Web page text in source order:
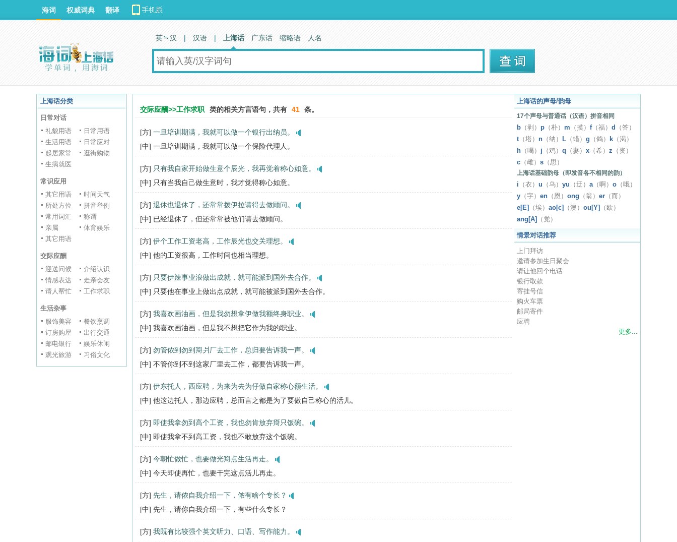
海词 权威词典 翻译
英 汉 | 汉语 | 上海话 广东话 缩略语 人名
上海话分类
日常对话
礼貌用语
日常用语
生活用语
日常应对
起居家常
逛街购物
生病就医
常识应用
其它用语
时间天气
所处方位
拼音举例
常用词汇
称谓
亲属
体育娱乐
其它用语
交际应酬
迎送问候
介绍认识
情感表达
走亲会友
请人帮忙
工作求职
生活杂事
服饰美容
餐饮烹调
订房购屋
出行交通
邮电银行
娱乐休闲
观光旅游
习俗文化
交际应酬>>工作求职 类的相关方言语句，共有 41 条。
[方] 一旦培训期满，我就可以做一个银行出纳员。
[中] 一旦培训期满，我就可以做一个保险代理人。
[方] 只有我自家开始做生意个辰光，我再觉着称心如意。
[中] 只有当我自己做生意时，我才觉得称心如意。
[方] 退休也退休了，还常常拨伊拉请得去做顾问。
[中] 已经退休了，但还常常被他们请去做顾问。
[方] 伊个工作工资老高，工作辰光也交关理想。
[中] 他的工资很高，工作时间也相当理想。
[方] 只要伊辣事业浪做出成就，就可能派到国外去合作。
[中] 只要他在事业上做出点成就，就可能被派到国外去合作。
[方] 我喜欢画油画，但是我勿想拿伊做我额终身职业。
[中] 我喜欢画油画，但是我不想把它作为我的职业。
[方] 勿管侬到勿到搿爿厂去工作，总归要告诉我一声。
[中] 不管你到不到这家厂里去工作，都要告诉我一声。
[方] 伊东托人，西应聘，为来为去为仔做自家称心额生活。
[中] 他这边托人，那边应聘，总而言之都是为了要做自己称心的活儿。
[方] 即使我拿勿到高个工资，我也勿肯放弃搿只饭碗。
[中] 即使我拿不到高工资，我也不敢放弃这个饭碗。
[方] 今朝忙做忙，也要做光搿点生活再走。
[中] 今天即使再忙，也要干完这点活儿再走。
[方] 先生，请侬自我介绍一下，侬有啥个专长？
[中] 先生，请你自我介绍一下，有些什么专长？
[方] 我既有比较强个英文听力、口语、写作能力。
上海话的声母/韵母
17个声母与普通话（汉语）拼音相同
b （剥） p （朴） m （摸） f（福） d
（答）
t（塔） n （纳） L （蜡） g （鸽） k （渴）
h （喝） j （鸡） q （妻） x （希） z （资）
c （雌） s （思）
上海话基础韵母（即发音各不相同的韵）
i （衣） u （乌） yu （迂） a（啊） o （哦）
y （字） en （恩） ong （翁） er （而）
e[E]
（埃） ao[c] （澳） ou[Y]
（欧）
ang[A]
（党）
情景对话推荐
上门拜访
邀请参加生日聚会
请让他回个电话
银行取款
寄挂号信
购火车票
邮局寄件
应聘
更多...